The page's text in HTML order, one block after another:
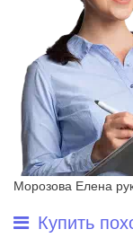
Морозова Елена
Купить